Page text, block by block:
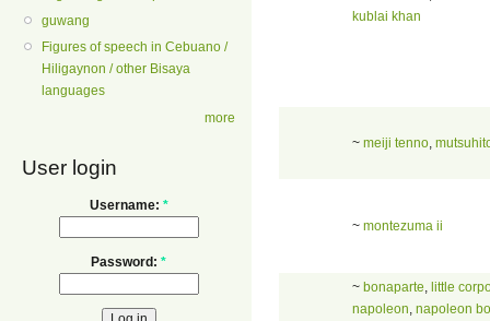
guwang
Figures of speech in Cebuano /
Hiligaynon / other Bisaya
languages
more
User login
Username: *
Password: *
kublai khan
~ meiji tenno
~ montezuma ii
~ bonaparte little
napoleon napoleon